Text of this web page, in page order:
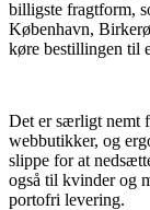
billigste fragtform,
København,
køre bestillingen til
Det er særligt nemt
webbutikker, og
slippe for at
også til kvinder og
portofri levering.